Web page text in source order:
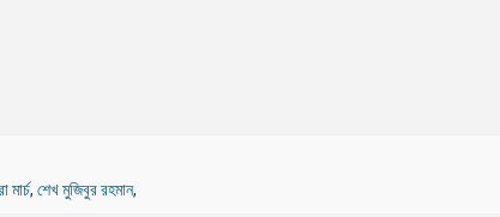
মার্চ, শেখ মুজিবুর রহমান,